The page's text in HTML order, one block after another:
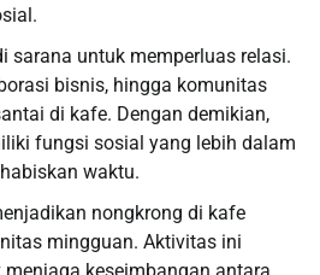
sarana untuk memperluas relasi.
bisnis, hingga komunitas
di kafe. Dengan demikian,
fungsi sosial yang lebih dalam
waktu.
nongkrong di kafe
mingguan. Aktivitas ini